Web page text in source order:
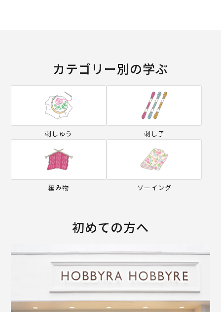
カテゴリー別の学ぶ
刺しゅう 刺し子
編み物 ソーイング
初めての方へ